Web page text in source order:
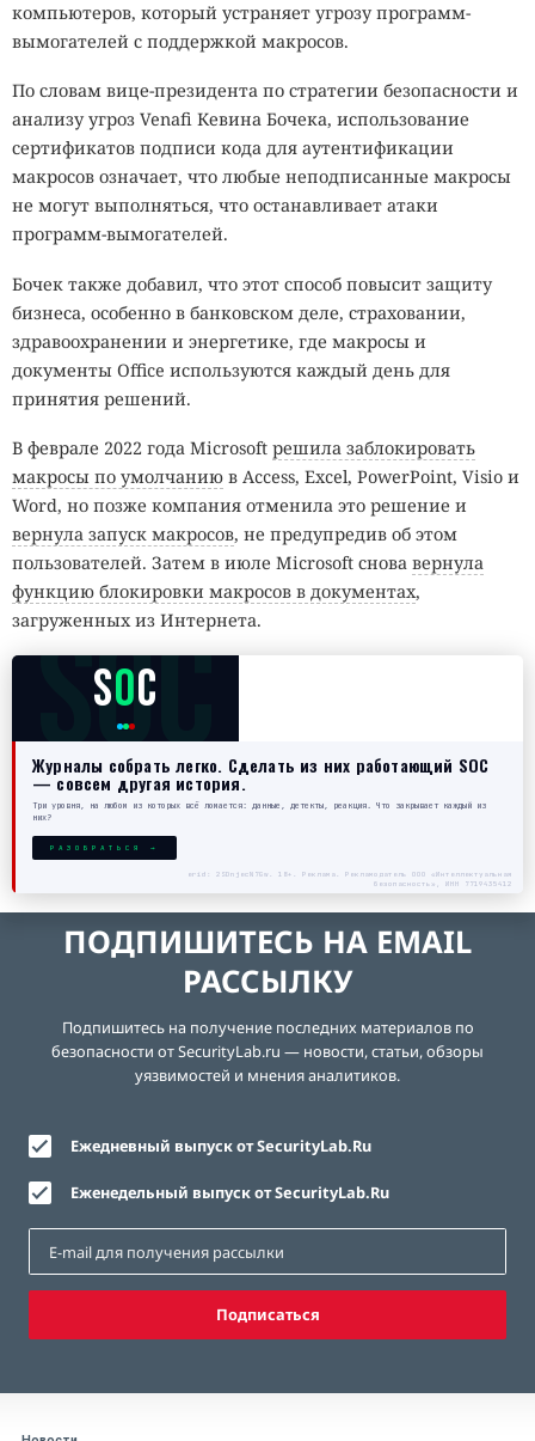
компьютеров, который устраняет угрозу программ-
вымогателей с поддержкой макросов.
По словам вице-президента по стратегии безопасности и
анализу угроз Venafi Кевина Бочека, использование
сертификатов подписи кода для аутентификации
макросов означает, что любые неподписанные макросы
не могут выполняться, что останавливает атаки
программ-вымогателей.
Бочек также добавил, что этот способ повысит защиту
бизнеса, особенно в банковском деле, страховании,
здравоохранении и энергетике, где макросы и
документы Office используются каждый день для
принятия решений.
В феврале 2022 года Microsoft решила заблокировать
макросы по умолчанию в Access, Excel, PowerPoint, Visio и
Word, но позже компания отменила это решение и
вернула запуск макросов, не предупредив об этом
пользователей. Затем в июле Microsoft снова вернула
функцию блокировки макросов в документах,
загруженных из Интернета.
SOC
SOC
Журналы собрать легко. Сделать из них работающий SOC
— совсем другая история.
Три уровня, на любом из которых всё ломается: данные, детекты, реакция. Что закрывает каждый из
них?
РАЗОБРАТЬСЯ →
erid: 2SDnjecN7Gw. 18+. Реклама. Рекламодатель ООО «Интеллектуальная
безопасность», ИНН 7719435412
ПОДПИШИТЕСЬ НА EMAIL
РАССЫЛКУ
Подпишитесь на получение последних материалов по
безопасности от SecurityLab.ru — новости, статьи, обзоры
уязвимостей и мнения аналитиков.
Ежедневный выпуск от SecurityLab.Ru
Еженедельный выпуск от SecurityLab.Ru
Подписаться